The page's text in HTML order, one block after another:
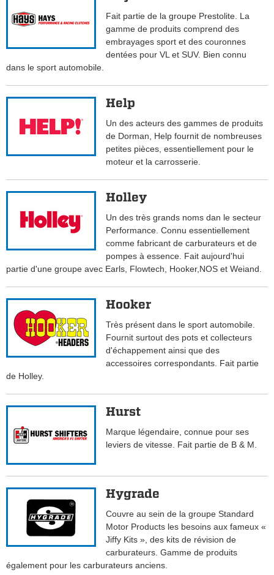
Fait partie de la groupe Prestolite. La
gamme de produits comprend des
embrayages sport et des couronnes
dentées pour VL et SUV. Bien connu
dans le sport automobile.
Help
Un des acteurs des gammes de produits
de Dorman, Help fournit de nombreuses
petites pièces, essentiellement pour le
moteur et la carrosserie.
Holley
Un des très grands noms dan le secteur
Performance. Connu essentiellement
comme fabricant de carburateurs et de
pompes à essence. Fait aujourd'hui
partie d'une groupe avec Earls, Flowtech, Hooker,NOS et Weiand.
Hooker
Très présent dans le sport automobile.
Fournit surtout des pots et collecteurs
d'échappement ainsi que des
accessoires correspondants. Fait partie
de Holley.
Hurst
Marque légendaire, connue pour ses
leviers de vitesse. Fait partie de B & M.
Hygrade
Couvre au sein de la groupe Standard
Motor Products les besoins aux fameux «
Jiffy Kits », des kits de révision de
carburateurs. Gamme de produits
également pour les carburateurs anciens.